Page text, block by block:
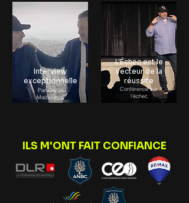
Interview
exceptionnelle
Par Olivier
Madelrieux
L'Échec est le
vecteur de la
réussite
Conférence sur
l'échec
ILS M'ONT FAIT CONFIANCE